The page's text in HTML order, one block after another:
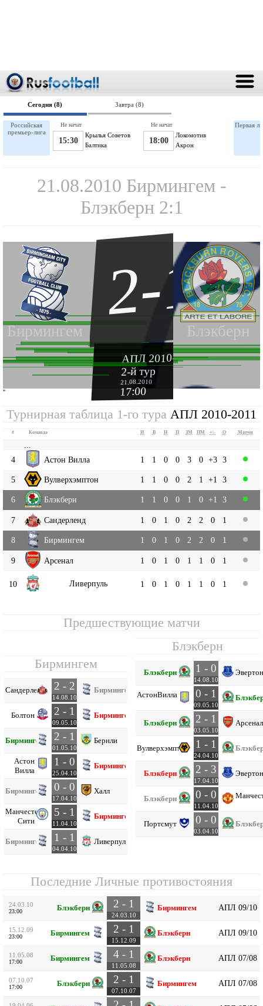
Сегодня (8) Завтра (8)
Российская
премьер-лига
Крылья Советов
15:30 Балтика
Не начат
Локомотив
18:00 Акрон
Не начат Первая
21.08.2010 Бирмингем -
Блэкберн 2:1
Бирмингем Блэкберн
2-1
АПЛ 2010-2011
2-й тур
21.08.2010
17:00
''
Турнирная таблица 1-го тура АПЛ 2010-2011
# Команда И В Н П ЗМ ПМ +|- О Матчи
4
Астон Вилла 1 1 0 0 3 0 +3 3
5 Вулверхэмптон 1 1 0 0 2 1 +1 3
6 Блэкберн 1 1 0 0 1 0 +1 3
7 Сандерленд 1 0 1 0 2 2 0 1
8 Бирмингем 1 0 1 0 2 2 0 1
9 Арсенал 1 0 1 0 1 1 0 1
10 Ливерпуль 1 0 1 0 1 1 0 1
Предшествующие матчи
Бирмингем
Сандерленд 2 - 2
14.08.10
Бирмингем
Болтон 2 - 1
09.05.10
Бирмингем
Бирмингем 2 - 1
01.05.10
Бернли
Астон
Вилла
1 - 0
25.04.10
Бирмингем
Бирмингем 0 - 0
17.04.10
Халл
Манчестер
Сити
5 - 1
11.04.10
Бирмингем
Бирмингем 1 - 1
04.04.10
Ливерпуль
Блэкберн
Блэкберн 1 - 0
14.08.10
Эвертон
АстонВилла 0 - 1
09.05.10
Блэкберн 2 - 1
03.05.10
Арсенал
Вулверхэмптон 1 - 1
24.04.10
Блэкберн 2 - 3
17.04.10
Эвертон
Блэкберн 0 - 0
11.04.10
Портсмут 0 - 0
03.04.10
Последние Личные противостояния
24.03.10
23:00 Блэкберн 2 - 1
24.03.10
Бирмингем АПЛ 09/10
15.12.09
23:00 Бирмингем 2 - 1
15.12.09
Блэкберн АПЛ 09/10
11.05.08
17:00 Бирмингем 4 - 1
11.05.08
Блэкберн АПЛ 07/08
07.10.07
17:00 Блэкберн 2 - 1
07.10.07
Бирмингем АПЛ 07/08